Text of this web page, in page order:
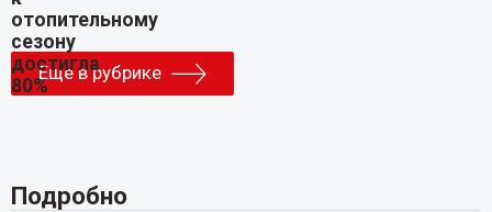
Еще в рубрике
Подробно